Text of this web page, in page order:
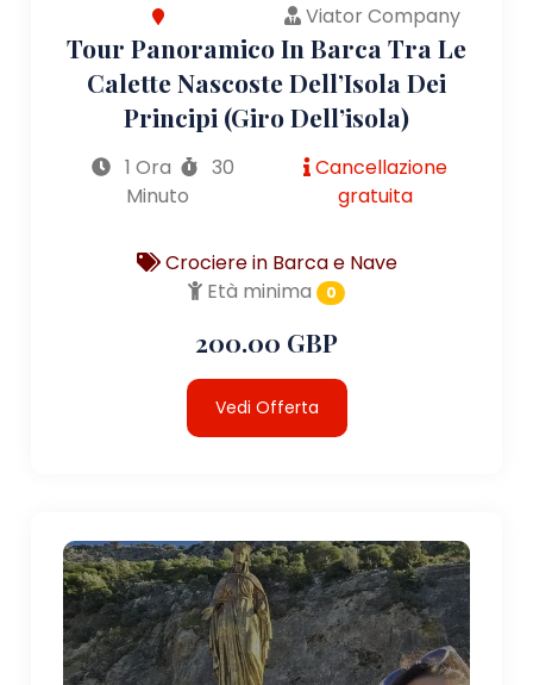
Viator Company
Tour Panoramico In Barca Tra Le
Calette Nascoste Dell’Isola Dei
Principi (giro Dell’isola)
1 Ora
30
Minuto
Cancellazione
gratuita
Crociere in Barca e Nave
Età minima
0
200.00 GBP
Vedi Offerta